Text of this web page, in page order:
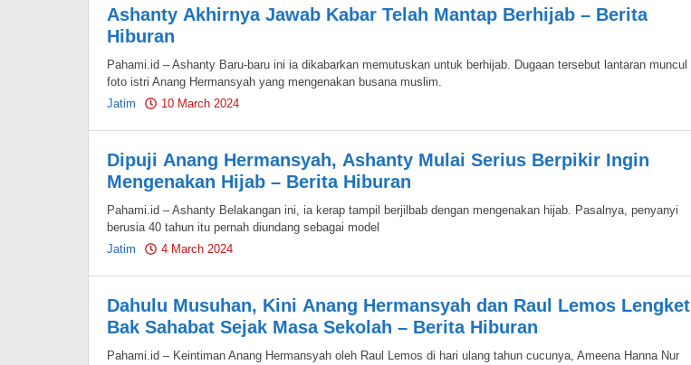
Ashanty Akhirnya Jawab Kabar Telah Mantap Berhijab – Berita
Hiburan
Pahami.id – Ashanty Baru-baru ini ia dikabarkan memutuskan untuk berhijab. Dugaan tersebut lantaran muncul
foto istri Anang Hermansyah yang mengenakan busana muslim.
Jatim
10 March 2024
Dipuji Anang Hermansyah, Ashanty Mulai Serius Berpikir Ingin
Mengenakan Hijab – Berita Hiburan
Pahami.id – Ashanty Belakangan ini, ia kerap tampil berjilbab dengan mengenakan hijab. Pasalnya, penyanyi
berusia 40 tahun itu pernah diundang sebagai model
Jatim
4 March 2024
Dahulu Musuhan, Kini Anang Hermansyah dan Raul Lemos Lengket
Bak Sahabat Sejak Masa Sekolah – Berita Hiburan
Pahami.id – Keintiman Anang Hermansyah oleh Raul Lemos di hari ulang tahun cucunya, Ameena Hanna Nur